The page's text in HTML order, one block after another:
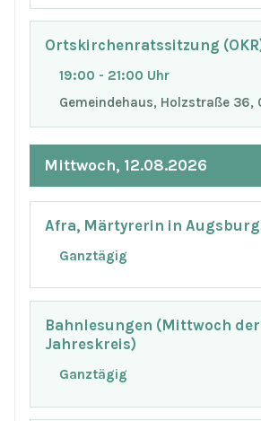
Ortskirchenratssitzung
19:00 - 21:00 Uhr
Gemeindehaus, Holzstraße 36,
Mittwoch, 12.08.2026
Afra, Märtyrerin in Augsburg
Ganztägig
Bahnlesungen (Mittwoch der
Jahreskreis)
Ganztägig